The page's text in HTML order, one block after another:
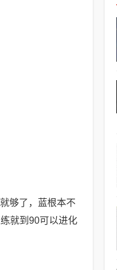
够了，蓝根本不
就到90可以进化